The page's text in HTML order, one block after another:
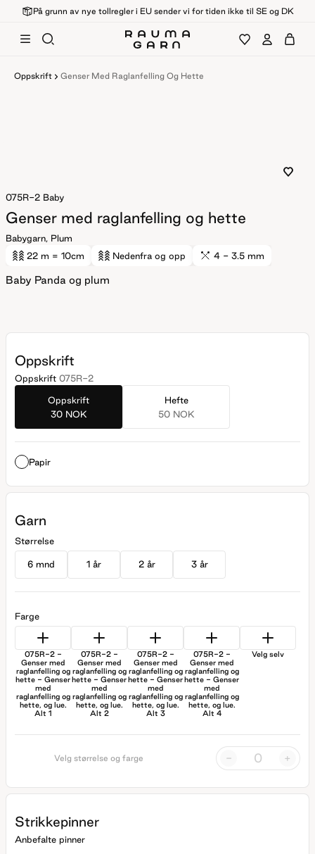
På grunn av nye tollregler i EU sender vi for tiden ikke til SE og DK
Oppskrift Genser Med Raglanfelling Og Hette
075R-2 Baby
Genser med raglanfelling og hette
Babygarn, Plum
22 m = 10cm Nedenfra og opp 4 - 3.5 mm
Baby Panda og plum
Oppskrift
Oppskrift 075R-2
Oppskrift
30 NOK
Hefte
50 NOK
Papir
Garn
Størrelse
6 mnd 1 år 2 år 3 år
Farge
075R-2 -
Genser med
raglanfelling og
hette - Genser
med
raglanfelling og
hette, og lue.
Alt 1
075R-2 -
Genser med
raglanfelling og
hette - Genser
med
raglanfelling og
hette, og lue.
Alt 2
075R-2 -
Genser med
raglanfelling og
hette - Genser
med
raglanfelling og
hette, og lue.
Alt 3
075R-2 -
Genser med
raglanfelling og
hette - Genser
med
raglanfelling og
hette, og lue.
Alt 4
Velg selv
Velg størrelse og farge - +
Strikkepinner
Anbefalte pinner